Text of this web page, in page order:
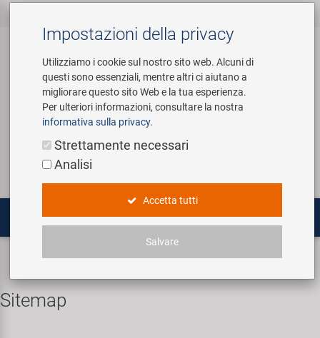
Login Servizio di assistenza
Tutti i prodotti
Accessori per Biciclette
Attrezzi e Arredamento Negozio
Componenti Bicicletta
Mobilità Elettrica
Custom Wheel Building
Accessori per Biciclette
Abbigliamento e Caschi
Borracce e Portaborracce
Borse e Cestini
Lucchetti
Attrezzi e Arredamento
Negozio
Arredamento Negozio
Multi-attrezzi
Componenti Bicicletta
Ammortizzatori
Cambio
Camere Bicicletta
Manubri e Attacchi
Marche
Bafang
Brose | Yamaha
KMC
Impresa
Chi siamo
Tour Virtuale
Storia
Social Sponsoring
Service
Service team
Cataloghi
Sitemap
Impostazioni della privacy
Utilizziamo i cookie sul nostro sito web. Alcuni di
questi sono essenziali, mentre altri ci aiutano a
migliorare questo sito Web e la tua esperienza.
Per ulteriori informazioni, consultare la nostra
informativa sulla privacy.
Strettamente necessari
Analisi
Accetta tutti
Salvare